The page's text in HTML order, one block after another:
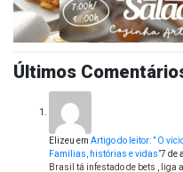
Últimos
Elizeu em Artigo do leitor: ” O
Famílias, histórias e vidas”7 de
Brasil tá infestado de bets , liga